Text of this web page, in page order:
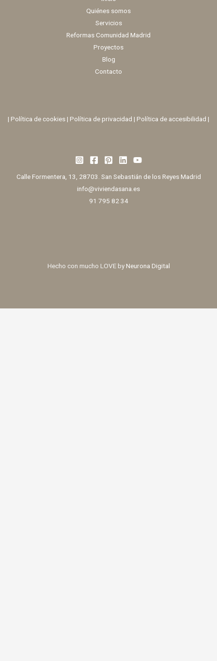
Quiénes somos
Servicios
Reformas Comunidad Madrid
Proyectos
Blog
Contacto
| Política de cookies| Política de privacidad | Política de accesibilidad |
Calle Formentera, 13, 28703. San Sebastián de los Reyes Madrid
info@viviendasana.es
91 795 82 34
Hecho con mucho LOVE byNeurona Digital